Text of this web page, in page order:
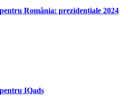
România: prezidențiale 2024
IQads